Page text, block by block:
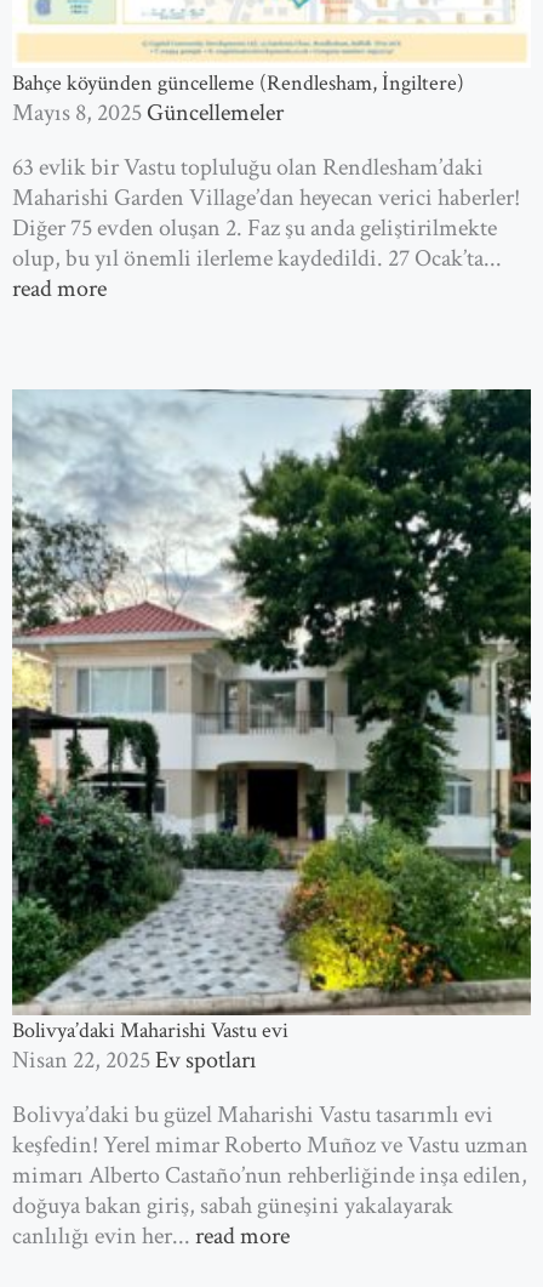
Bahçe köyünden güncelleme (Rendlesham, İngiltere)
Mayıs 8, 2025 Güncellemeler
63 evlik bir Vastu topluluğu olan Rendlesham’daki
Maharishi Garden Village’dan heyecan verici haberler!
Diğer 75 evden oluşan 2. Faz şu anda geliştirilmekte
olup, bu yıl önemli ilerleme kaydedildi. 27 Ocak’ta...
read more
Bolivya’daki Maharishi Vastu evi
Nisan 22, 2025Ev spotları
Bolivya’daki bu güzel Maharishi Vastu tasarımlı evi
keşfedin! Yerel mimar Roberto Muñoz ve Vastu uzman
mimarı Alberto Castaño’nun rehberliğinde inşa edilen,
doğuya bakan giriş, sabah güneşini yakalayarak
canlılığı evin her...read more